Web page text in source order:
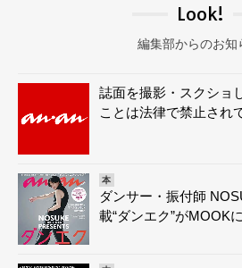
Look!
編集部からのお知
誌面を撮影・スクショ
ことは法律で禁止され
本
ダンサー・振付師
載“ダンエク”がMOOKに